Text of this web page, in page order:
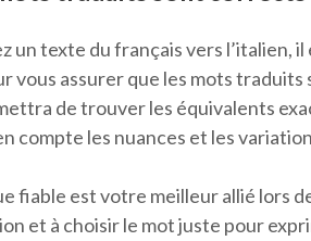
un texte du français vers l’italien,
vous assurer que les mots
de trouver les équivalents
compte les nuances et les
fiable est votre meilleur allié lors
et à choisir le mot juste pour